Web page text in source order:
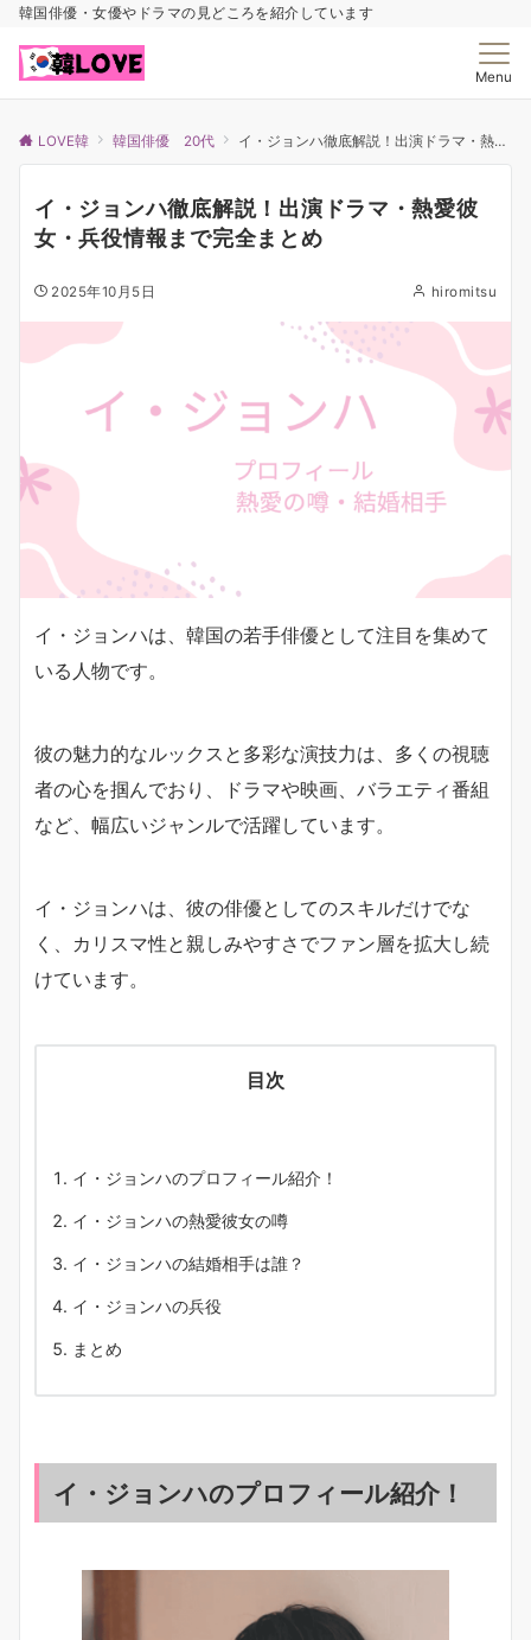
韓国俳優・女優やドラマの見どころを紹介しています
Menu
LOVE韓 韓国俳優 20代 イ・ジョンハ徹底解説！出演ドラマ・熱愛彼女・兵役情報まで完全まとめ
イ・ジョンハ徹底解説！出演ドラマ・熱愛彼
女・兵役情報まで完全まとめ
2025年10月5日 hiromitsu
イ・ジョンハは、韓国の若手俳優として注目を集めて
いる人物です。
彼の魅力的なルックスと多彩な演技力は、多くの視聴
者の心を掴んでおり、ドラマや映画、バラエティ番組
など、幅広いジャンルで活躍しています。
イ・ジョンハは、彼の俳優としてのスキルだけでな
く、カリスマ性と親しみやすさでファン層を拡大し続
けています。
目次
イ・ジョンハのプロフィール紹介！
イ・ジョンハの熱愛彼女の噂
イ・ジョンハの結婚相手は誰？
イ・ジョンハの兵役
まとめ
イ・ジョンハのプロフィール紹介！